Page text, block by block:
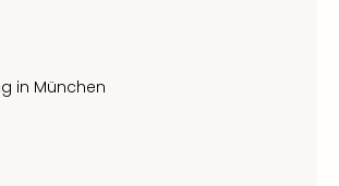
in München